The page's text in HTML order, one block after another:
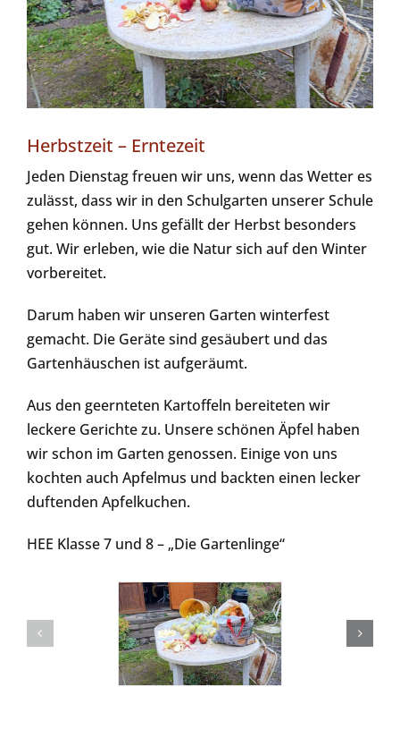
Herbstzeit – Erntezeit
Jeden Dienstag freuen wir uns, wenn das Wetter es
zulässt, dass wir in den Schulgarten unserer Schule
gehen können. Uns gefällt der Herbst besonders
gut. Wir erleben, wie die Natur sich auf den Winter
vorbereitet.
Darum haben wir unseren Garten winterfest
gemacht. Die Geräte sind gesäubert und das
Gartenhäuschen ist aufgeräumt.
Aus den geernteten Kartoffeln bereiteten wir
leckere Gerichte zu. Unsere schönen Äpfel haben
wir schon im Garten genossen. Einige von uns
kochten auch Apfelmus und backten einen lecker
duftenden Apfelkuchen.
HEE Klasse 7 und 8 – „Die Gartenlinge“